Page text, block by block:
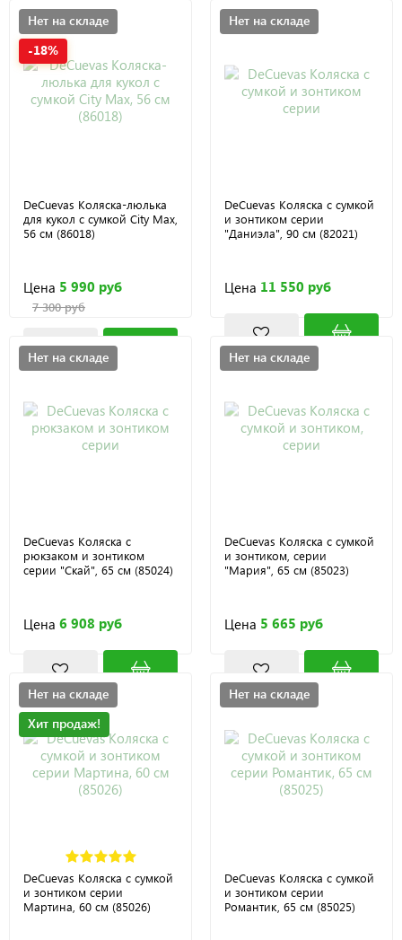
Нет на складе
-18%
DeCuevas Коляска-люлька
для кукол с сумкой City Max,
56 см (86018)
Цена 5 990 руб
7 300 руб
Нет на складе
DeCuevas Коляска с сумкой
и зонтиком серии
"Даниэла", 90 см (82021)
Цена 11 550 руб
Нет на складе
DeCuevas Коляска с
рюкзаком и зонтиком
серии "Скай", 65 см (85024)
Цена 6 908 руб
Нет на складе
DeCuevas Коляска с сумкой
и зонтиком, серии
"Мария", 65 см (85023)
Цена 5 665 руб
Нет на складе
Хит продаж!
DeCuevas Коляска с сумкой
и зонтиком серии
Мартина, 60 см (85026)
Нет на складе
DeCuevas Коляска с сумкой
и зонтиком серии
Романтик, 65 см (85025)